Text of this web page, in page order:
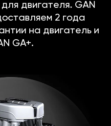
двигателя. GAN
2 года
на двигатель и
GA+.